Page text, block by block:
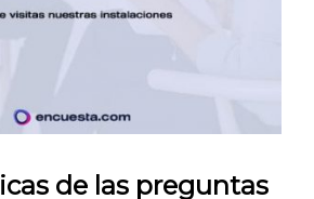
de las preguntas